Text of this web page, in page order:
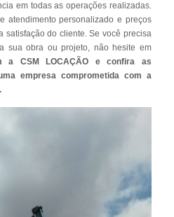
em todas as operações realizadas.
atendimento personalizado e preços
satisfação do cliente. Se você precisa
sua obra ou projeto, não hesite em
a CSM LOCAÇÃO e confira as
empresa comprometida com a